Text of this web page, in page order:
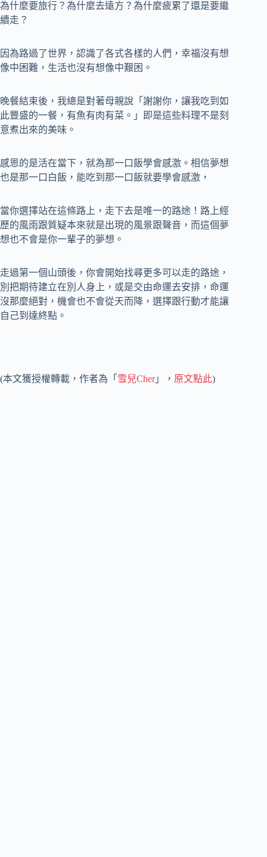
為什麼要旅行？為什麼去遠方？為什麼疲累了還是要繼
續走？
因為路過了世界，認識了各式各樣的人們，幸福沒有想
像中困難，生活也沒有想像中艱困。
晚餐結束後，我總是對著母親說「謝謝你，讓我吃到如
此豐盛的一餐，有魚有肉有菜。」即是這些料理不是刻
意煮出來的美味。
感恩的是活在當下，就為那一口飯學會感激。相信夢想
也是那一口白飯，能吃到那一口飯就要學會感激，
當你選擇站在這條路上，走下去是唯一的路途！路上經
歷的風雨跟質疑本來就是出現的風景跟聲音，而這個夢
想也不會是你一輩子的夢想。
走過第一個山頭後，你會開始找尋更多可以走的路途，
別把期待建立在別人身上，或是交由命運去安排，命運
沒那麼絕對，機會也不會從天而降，選擇跟行動才能讓
自己到達終點。
(本文獲授權轉載，作者為「 雪兒Cher」， 原文點此)